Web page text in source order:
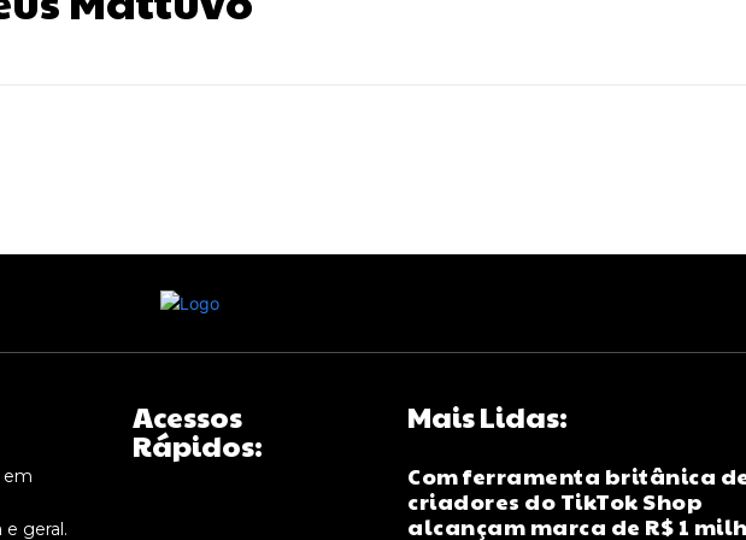
em
geral.
Acessos
Rápidos:
Mais Lidas:
Com ferramenta britânica
criadores do TikTok Shop
alcançam marca de R$ 1